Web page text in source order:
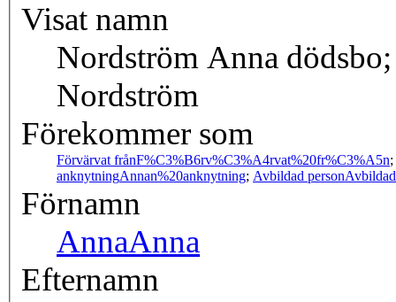
Visat namn
Nordström Anna
Nordström
Förekommer som
Förvärvat frånF%C3%B6rv%C3%A4rvat%20fr%C3%A5n;
anknytningAnnan%20anknytning; Avbildad person
Förnamn
AnnaAnna
Efternamn